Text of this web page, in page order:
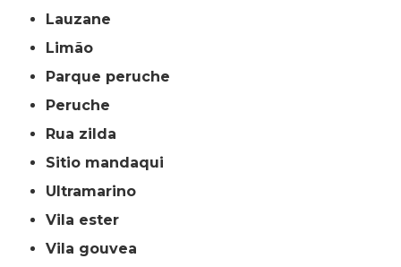
lauzane
limão
parque peruche
peruche
rua zilda
sitio mandaqui
ultramarino
vila ester
vila gouvea